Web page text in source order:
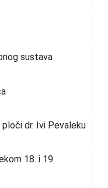
sustava
dr. Ivi Pevaleku
18. i 19.